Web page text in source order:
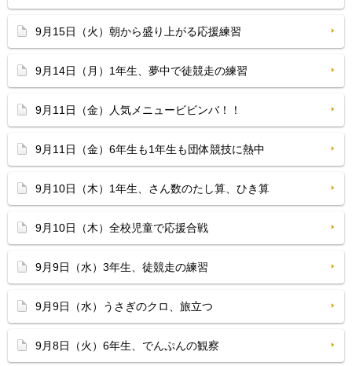
9月15日（火）朝から盛り上がる応援練習
9月14日（月）1年生、夢中で徒競走の練習
9月11日（金）人気メニュービビンバ！！
9月11日（金）6年生も1年生も団体競技に熱中
9月10日（木）1年生、さん数のたし算、ひき算
9月10日（木）全校児童で応援合戦
9月9日（水）3年生、徒競走の練習
9月9日（水）うさぎのクロ、旅立つ
9月8日（火）6年生、でんぷんの観察